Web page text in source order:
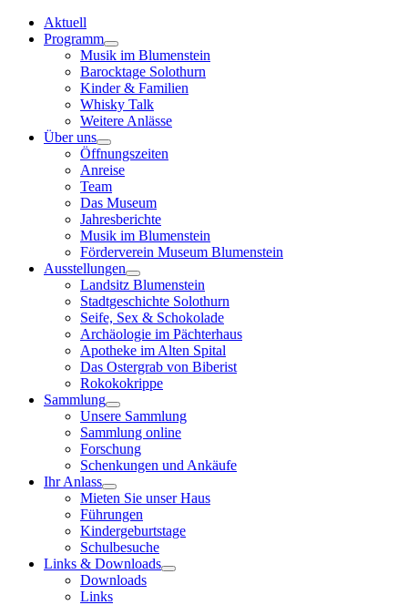
Aktuell
Programm
Musik im Blumenstein
Barocktage Solothurn
Kinder & Familien
Whisky Talk
Weitere Anlässe
Über uns
Öffnungszeiten
Anreise
Team
Das Museum
Jahresberichte
Musik im Blumenstein
Förderverein Museum Blumenstein
Ausstellungen
Landsitz Blumenstein
Stadtgeschichte Solothurn
Seife, Sex & Schokolade
Archäologie im Pächterhaus
Apotheke im Alten Spital
Das Ostergrab von Biberist
Rokokokrippe
Sammlung
Unsere Sammlung
Sammlung online
Forschung
Schenkungen und Ankäufe
Ihr Anlass
Mieten Sie unser Haus
Führungen
Kindergeburtstage
Schulbesuche
Links & Downloads
Downloads
Links